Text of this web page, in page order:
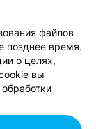
об
файлов
позднее время.
о целях,
вы